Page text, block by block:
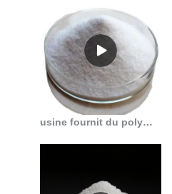
usine fournit du polyacrylamide comme produits pétrochimiques au Mali